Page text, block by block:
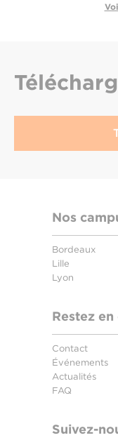
Nos
Bordeaux
Lille
Lyon
Restez
Contact
Événements
Actualités
FAQ
Suivez-